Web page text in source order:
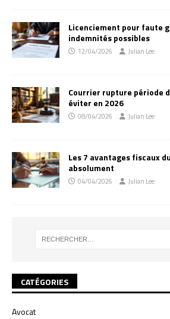
Licenciement pour faute
indemnités possibles
12/04/2026 Julian Lee
Courrier rupture période
éviter en 2026
08/04/2026 Julian Lee
Les 7 avantages fiscaux
absolument
04/04/2026 Julian Lee
CATÉGORIES
Avocat